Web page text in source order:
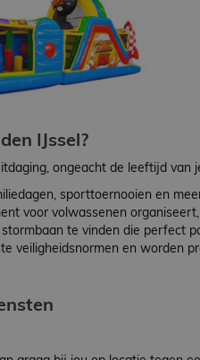
IJssel?
ongeacht de leeftijd van
sporttoernooien en
voor volwassenen
te vinden die perfect
veiligheidsnormen en worden